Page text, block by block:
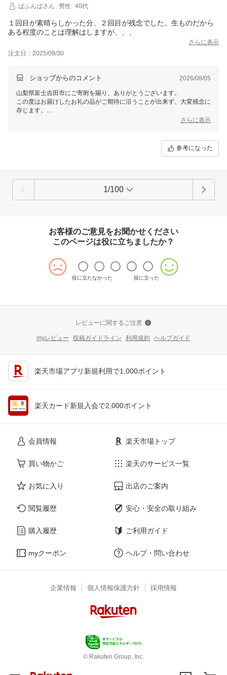
ばふんばさん
男性 40代
１回目が素晴らしかった分、２回目が残念でした。生ものだから
ある程度のことは理解はしますが、、、
さらに表示
注文日：2025/09/30
ショップからのコメント 2026/08/05
山梨県富士吉田市にご寄附を賜り、ありがとうございます。
この度はお届けしたお礼の品がご期待に沿うことが出来ず、大変残念に
存じます。
配達業者へいただいたご意見を共有し、再発防止に努めて参ります。
で、今後とも変わらぬご愛顧のほどよろしくお願いいたします。
さらに表示
参考になった
1/100
お客様のご意見をお聞かせください
このページは役に立ちましたか？
役に立たなかった 役に立った
レビューに関するご注意
myレビュー 投稿ガイドライン 利用規約 ヘルプガイド
楽天市場アプリ新規利用で1,000ポイント
楽天カード新規入会で2,000ポイント
会員情報
買い物かご
お気に入り
閲覧履歴
購入履歴
myクーポン
楽天市場トップ
楽天のサービス一覧
出店のご案内
安心・安全の取り組み
ご利用ガイド
ヘルプ・問い合わせ
企業情報 個人情報保護方針 採用情報
© Rakuten Group, Inc.